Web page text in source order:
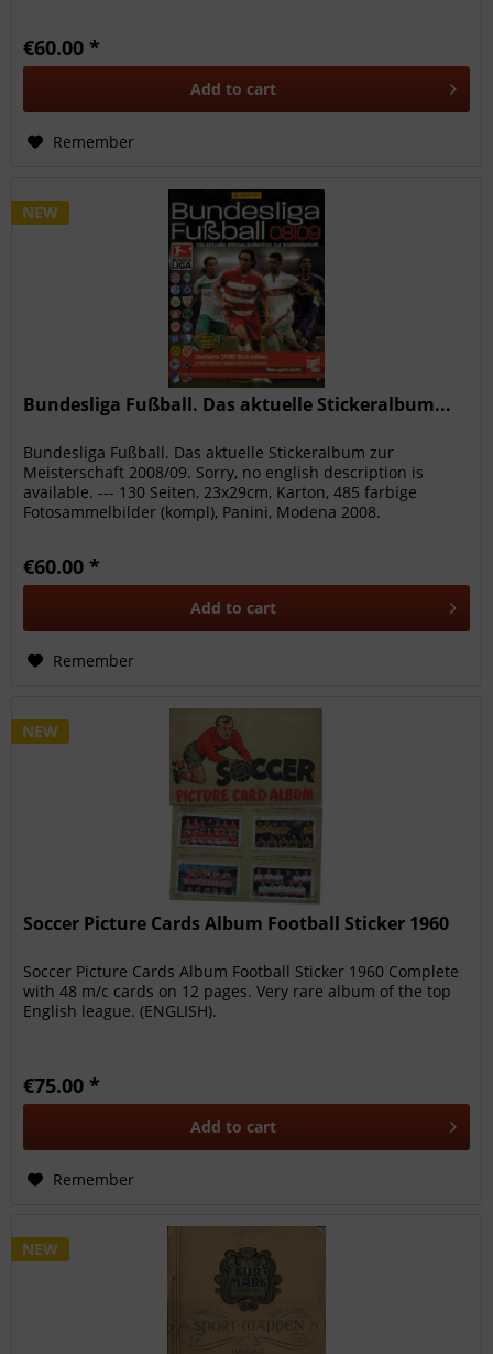
€60.00 *
Add to cart
Remember
NEW
Bundesliga Fußball. Das aktuelle Stickeralbum...
Bundesliga Fußball. Das aktuelle Stickeralbum zur
Meisterschaft 2008/09. Sorry, no english description is
available. --- 130 Seiten, 23x29cm, Karton, 485 farbige
Fotosammelbilder (kompl), Panini, Modena 2008.
€60.00 *
Add to cart
Remember
NEW
Soccer Picture Cards Album Football Sticker 1960
Soccer Picture Cards Album Football Sticker 1960 Complete
with 48 m/c cards on 12 pages. Very rare album of the top
English league. (ENGLISH).
€75.00 *
Add to cart
Remember
NEW